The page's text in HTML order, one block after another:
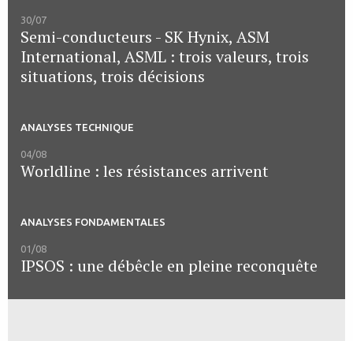
30/07
Semi-conducteurs - SK Hynix, ASM
International, ASML : trois valeurs, trois
situations, trois décisions
ANALYSES TECHNIQUE
04/08
Worldline : les résistances arrivent
ANALYSES FONDAMENTALES
01/08
IPSOS : une débêcle en pleine reconquête